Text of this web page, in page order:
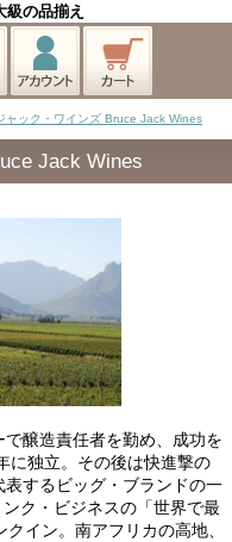
の品揃え
ャック・ワインズ Bruce Jack Wines
Jack Wines
醸造責任者を勤め、成功を
に独立。その後は快進撃の
するビッグ・ブランドの一
ク・ビジネスの「世界で最
イン。南アフリカの高地、